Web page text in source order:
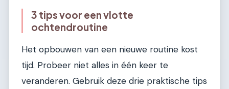
3 tips voor een vlotte
ochtendroutine
Het opbouwen van een nieuwe routine kost
tijd. Probeer niet alles in één keer te
veranderen. Gebruik deze drie praktische tips